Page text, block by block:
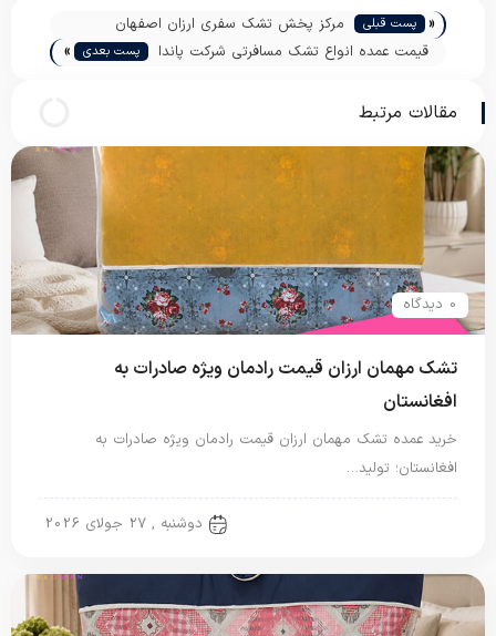
« پست قبلی
مرکز پخش تشک سفری ارزان اصفهان
قیمت عمده انواع تشک مسافرتی شرکت پاندا
پست بعدی »
مقالات مرتبط
0 دیدگاه
تشک مهمان ارزان قیمت رادمان ویژه صادرات به
افغانستان
خرید عمده تشک مهمان ارزان قیمت رادمان ویژه صادرات به
افغانستان؛ تولید…
دوشنبه , 27 جولای 2026